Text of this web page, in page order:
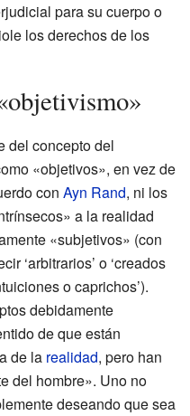
para su cuerpo o
los derechos de los
del concepto del
«objetivos», en vez de
con Ayn Rand, ni los
a la realidad
«subjetivos» (con
‘arbitrarios’ o ‘creados
o caprichos’).
debidamente
de que están
de la realidad, pero han
del hombre». Uno no
deseando que sea